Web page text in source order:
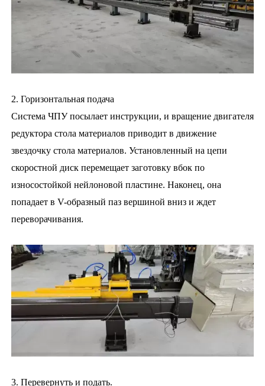
2. Горизонтальная подача
Система ЧПУ посылает инструкции, и вращение двигателя
редуктора стола материалов приводит в движение
звездочку стола материалов. Установленный на цепи
скоростной диск перемещает заготовку вбок по
износостойкой нейлоновой пластине. Наконец, она
попадает в V-образный паз вершиной вниз и ждет
переворачивания.
3. Перевернуть и подать.